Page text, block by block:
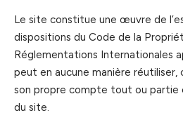
Le site constitue une œuvre de
dispositions du Code de la
Réglementations Internationales
peut en aucune manière
son propre compte tout ou partie
du site.